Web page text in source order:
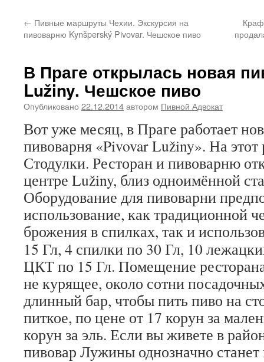
← Пивные маршруты Чехии. Экскурсия на
пивоварню Kynšperský Pivovar. Чешское пиво
В Праге открылась новая
Lužiny. Чешское пиво
Опубликовано 22.12.2014автором Пивной Адвокат
Вот уже месяц, в Праге работает
пивоварня «Pivovar Lužiny». На этот
Стодулки. Ресторан и пивоварню
центре Lužiny, близ одноимённой
Оборудование для пивоварни
использование, как традиционной
брожения в спилках, так и
15 Гл, 4 спилки по 30 Гл, 10
ЦКТ по 15 Гл. Помещение
не курящее, около сотни
длинный бар, чтобы пить пиво на
питкое, по цене от 17 корун за
корун за эль. Если вы живете в
пивовар Лужины однозначно